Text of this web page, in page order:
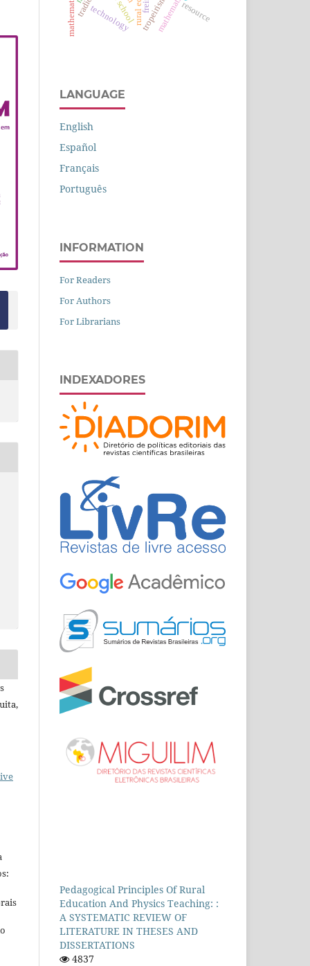
tropeirismo resource
technology
LANGUAGE
English
Español
Français
Português
INFORMATION
For Readers
For Authors
For Librarians
INDEXADORES
Pedagogical Principles Of Rural
Education And Physics Teaching: :
A SYSTEMATIC REVIEW OF
LITERATURE IN THESES AND
DISSERTATIONS
4837